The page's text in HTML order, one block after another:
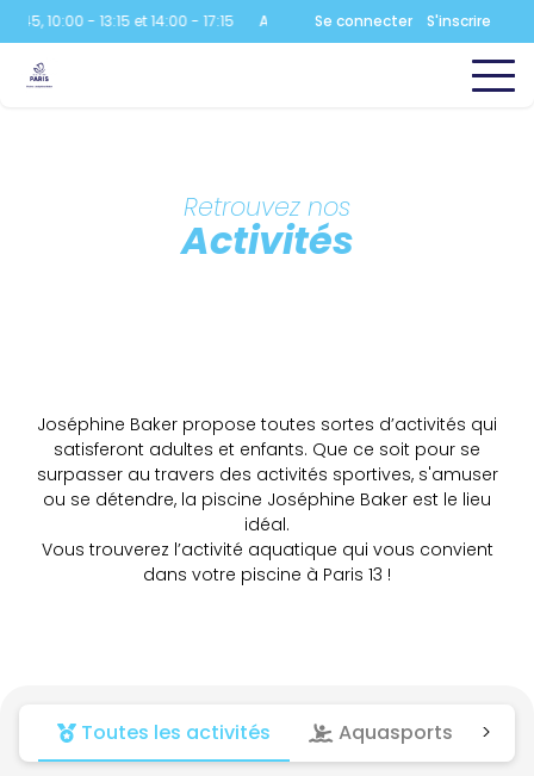
10:00 - 13:15 et 14:00 - 17:15 Aquatique:07:00 - 08:45, 10:00 - 13:15 et
Se connecter S'inscrire
Retrouvez nos
Activités
Joséphine Baker propose toutes sortes d’activités qui
satisferont adultes et enfants. Que ce soit pour se
surpasser au travers des activités sportives, s'amuser
ou se détendre, la piscine Joséphine Baker est le lieu
idéal.
Vous trouverez l’activité aquatique qui vous convient
dans votre piscine à Paris 13 !
Toutes les activités Aquasports >